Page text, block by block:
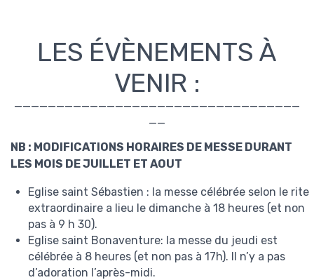
LES ÉVÈNEMENTS À
VENIR :
——————————————————————————————————
——
NB : MODIFICATIONS HORAIRES DE MESSE DURANT
LES MOIS DE JUILLET ET AOUT
Eglise saint Sébastien : la messe célébrée selon le rite
extraordinaire a lieu le dimanche à 18 heures (et non
pas à 9 h 30).
Eglise saint Bonaventure: la messe du jeudi est
célébrée à 8 heures (et non pas à 17h). Il n’y a pas
d’adoration l’après-midi.